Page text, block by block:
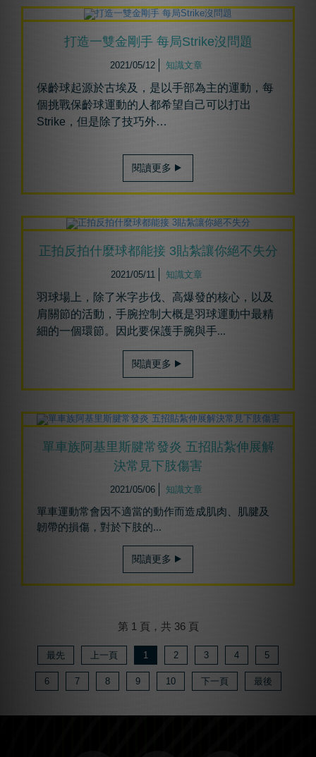
打造一雙金剛手 每局Strike沒問題
2021/05/12 知識文章
保齡球起源於古埃及，是以手部為主的運動，每
個挑戰保齡球運動的人都希望自己可以打出
Strike，但是除了技巧外…
閱讀更多
正拍反拍什麼球都能接 3貼紮讓你絕不失分
2021/05/11 知識文章
羽球場上，除了米字步伐、高爆發的核心，以及
肩關節的活動，手腕控制大概是羽球運動中最精
細的一個環節。因此要保護手腕與手...
閱讀更多
單車族阿基里斯腱常發炎 五招貼紮伸展解
決常見下肢傷害
2021/05/06 知識文章
單車運動常會因不適當的動作而造成肌肉、肌腱及
韌帶的損傷，對於下肢的...
閱讀更多
第 1 頁，共 36 頁
最先 上一頁 1 2 3 4 5
6 7 8 9 10 下一頁 最後